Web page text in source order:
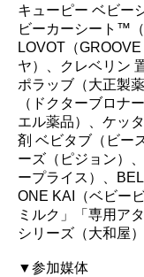
キューピー ベビー
ビーカーシート™
LOVOT（
ヤ）、クレベリン
ポラッブ（大正製
（ドクターブロナ
エル薬品）、ケッ
剤 ベビタブ（ビー
ーズ（ピジョン）
ープライス）、
ONE KAI（ベビー
ミルク」「専用ア
シリーズ（大和屋）
▼参加媒体